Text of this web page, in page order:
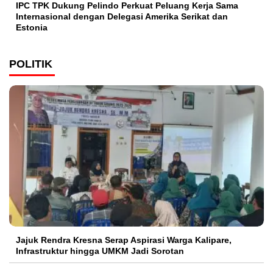
IPC TPK Dukung Pelindo Perkuat Peluang Kerja Sama
Internasional dengan Delegasi Amerika Serikat dan
Estonia
POLITIK
Jajuk Rendra Kresna Serap Aspirasi Warga Kalipare,
Infrastruktur hingga UMKM Jadi Sorotan